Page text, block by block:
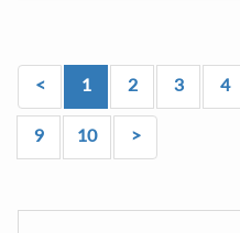
< 1 2 3 4
9 10 >